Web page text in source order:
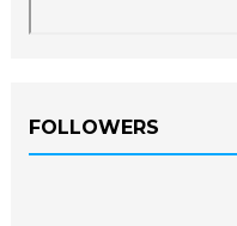
FOLLOWERS